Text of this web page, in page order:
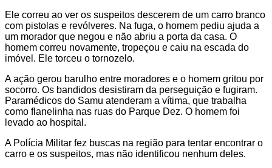
Ele correu ao ver os suspeitos descerem de um carro branco
com pistolas e revólveres. Na fuga, o homem pediu ajuda a
um morador que negou e não abriu a porta da casa. O
homem correu novamente, tropeçou e caiu na escada do
imóvel. Ele torceu o tornozelo.
A ação gerou barulho entre moradores e o homem gritou por
socorro. Os bandidos desistiram da perseguição e fugiram.
Paramédicos do Samu atenderam a vítima, que trabalha
como flanelinha nas ruas do Parque Dez. O homem foi
levado ao hospital.
A Polícia Militar fez buscas na região para tentar encontrar o
carro e os suspeitos, mas não identificou nenhum deles.